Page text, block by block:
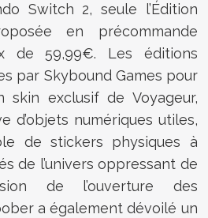
Switch 2, seule l’Édition
en précommande
de 59,99€. Les éditions
par Skybound Games pour
skin exclusif de Voyageur,
d’objets numériques utiles,
de stickers physiques à
de l’univers oppressant de
de l’ouverture des
a également dévoilé un